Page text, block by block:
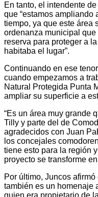
En tanto, el intendente
que “estamos ampliando
tiempo, ya que este área
ordenanza municipal
reserva para proteger a
habitaba el lugar”.
Continuando en ese
cuando empezamos a
Natural Protegida Punta
ampliar su superficie a
“Es un área muy grande
Tilly y parte del de
agradecidos con Juan
los concejales
tiene esto para la región
proyecto se transforme
Por último, Juncos
también es un homenaje